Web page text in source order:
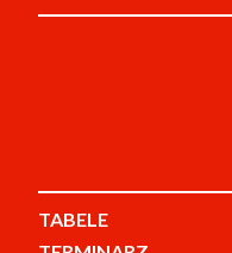
TABELE